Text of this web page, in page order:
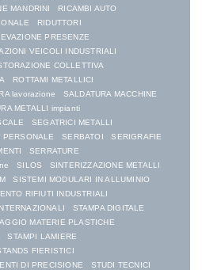
MANDRINI
RICAMBI AUTO
RIDUTTORI
PRESENZE
VEICOLI INDUSTRIALI
COLLETTIVA
ROTTAMI METALLICI
lavorazione
SALDATURA MACCHINE
METALLI impianti
SEGATRICI METALLI
PERSONALE SERBATOI
SERIGRAFIE
SERRATURE
SILOS
SINTERIZZAZIONE METALLI
SISTEMI MODULARI IN ALLUMINIO
RIFIUTI INDUSTRIALI
STAMPA DIGITALE
MATERIE PLASTICHE
STAMPI LAMIERE
FIERISTICI
DI PRECISIONE
STUDI TECNICI